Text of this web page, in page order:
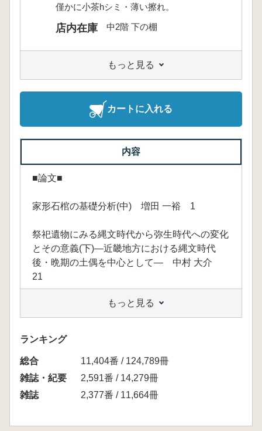
僅かに小茶hシミ・薄い擦れ。
店内在庫 中2階 下の棚
もっと見る
カートに入れる
内容
■論文■
家形石棺の基礎分析(中) 増田 一裕 1
祭祀遺物にみる縄文時代から弥生時代への変化
とその意義(下)―近畿地方における縄文時代
後・晩期の土偶を中心として― 中村 大介
21
人物埴輪の型式学 塚田 良道 34
■サマーセミナー2003 記録■
広島県芦田川流域の横口式石槨墳を訪ねて 奥
もっと見る
ランキング
総合
11,404番 / 124,789冊
雑誌・紀要
2,591番 / 14,279冊
雑誌
2,377番 / 11,664冊